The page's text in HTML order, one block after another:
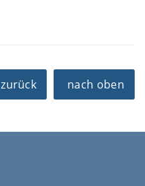
zurück nach oben